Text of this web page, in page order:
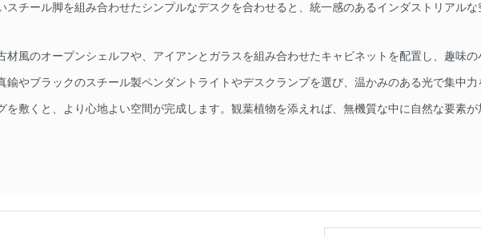
スチール脚を組み合わせたシンプルなデスクを合わせると、統一感のあるインダストリアル
材風のオープンシェルフや、アイアンとガラスを組み合わせたキャビネットを配置し、趣味
鍮やブラックのスチール製ペンダントライトやデスクランプを選び、温かみのある光で集中
を敷くと、より心地よい空間が完成します。観葉植物を添えれば、無機質な中に自然な要素